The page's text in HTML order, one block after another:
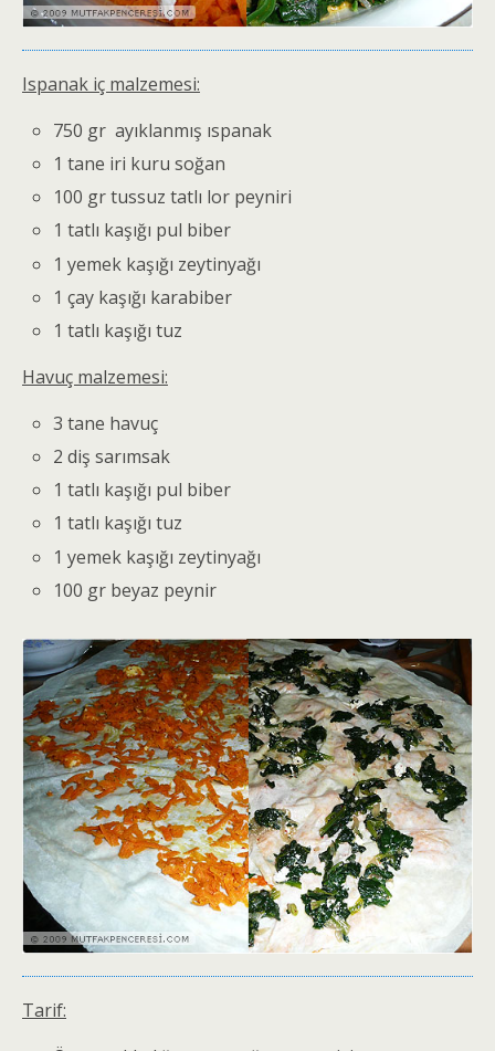
Ispanak iç malzemesi:
750 gr ayıklanmış ıspanak
1 tane iri kuru soğan
100 gr tussuz tatlı lor peyniri
1 tatlı kaşığı pul biber
1 yemek kaşığı zeytinyağı
1 çay kaşığı karabiber
1 tatlı kaşığı tuz
Havuç malzemesi:
3 tane havuç
2 diş sarımsak
1 tatlı kaşığı pul biber
1 tatlı kaşığı tuz
1 yemek kaşığı zeytinyağı
100 gr beyaz peynir
Tarif: